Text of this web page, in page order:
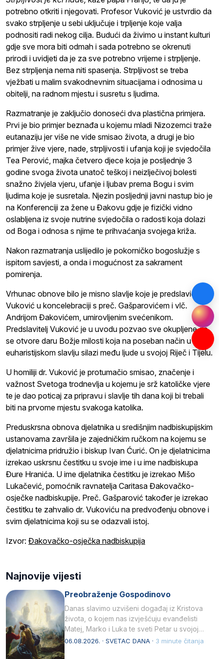
potrebno otkriti i njegovati. Profesor Vuković je ustvrdio da
svako strpljenje u sebi uključuje i trpljenje koje valja
podnositi radi nekog cilja. Budući da živimo u instant kulturi
gdje sve mora biti odmah i sada potrebno se okrenuti
prirodi i uvidjeti da je za sve potrebno vrijeme i strpljenje.
Bez strpljenja nema niti spasenja. Strpljivost se treba
vježbati u malim svakodnevnim situacijama i odnosima u
obitelji, na radnom mjestu i susretu s ljudima.
Razmatranje je zaključio donoseći dva plastična primjera.
Prvi je bio primjer beznađa u kojemu mladi Nizozemci traže
eutanaziju jer više ne vide smisao života, a drugi je bio
primjer žive vjere, nade, strpljivosti i ufanja koji je svjedočila
Tea Perović, majka četvero djece koja je posljednje 3
godine svoga života unatoč teškoj i neizlječivoj bolesti
snažno živjela vjeru, ufanje i ljubav prema Bogu i svim
ljudima koje je susretala. Njezin posljednji javni nastup bio je
na Konferenciji za žene u Đakovu gdje je fizički vidno
oslabljena iz svoje nutrine svjedočila o radosti koja dolazi
od Boga i odnosa s njime te prihvaćanja svojega križa.
Nakon razmatranja uslijedilo je pokorničko bogoslužje s
ispitom savjesti, a onda i mogućnost za sakrament
pomirenja.
Vrhunac obnove bilo je misno slavlje koje je predslavio dr.
Vuković u koncelebraciji s preč. Gašparovićem i vlč.
Andrijom Đakovićem, umirovljenim svećenikom.
Predslavitelj Vuković je u uvodu pozvao sve okupljene da
se otvore daru Božje milosti koja na poseban način u
euharistijskom slavlju silazi među ljude u svojoj Riječ i Tijelu.
U homiliji dr. Vuković je protumačio smisao, značenje i
važnost Svetoga trodnevlja u kojemu je srž katoličke vjere
te je dao poticaj za pripravu i slavlje tih dana koji bi trebali
biti na prvome mjestu svakoga katolika.
Preduskrsna obnova djelatnika u središnjim nadbiskupijskim
ustanovama završila je zajedničkim ručkom na kojemu se
djelatnicima pridružio i biskup Ivan Ćurić. On je djelatnicima
izrekao uskrsnu čestitku u svoje ime i u ime nadbiskupa
Đure Hranića. U ime djelatnika čestitku je izrekao Mišo
Lukačević, pomoćnik ravnatelja Caritasa Đakovačko-
osječke nadbiskupije. Preč. Gašparović također je izrekao
čestitku te zahvalio dr. Vukoviću na predvođenju obnove i
svim djelatnicima koji su se odazvali istoj.
Izvor: Đakovačko-osječka nadbiskupija
Najnovije vijesti
Preobraženje Gospodinovo
Danas slavimo uzvišeni događaj iz Kristova
života, o kojem nas izvješćuju evanđelisti
Matej, Marko i Luka te sveti Petar u svojoj
drugoj…
06.08.2026. · SVETAC DANA · 3 minute čitanja